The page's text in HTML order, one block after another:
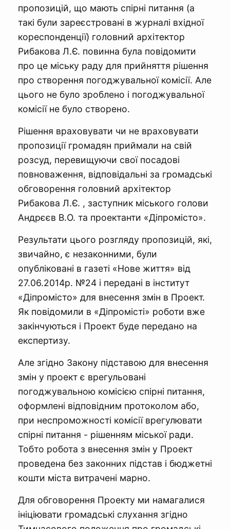
пропозицій, що мають спірні питання (а
такі були зареєстровані в журналі вхідної
кореспонденції) головний архітектор
Рибакова Л.Є. повинна була повідомити
про це міську раду для прийняття рішення
про створення погоджувальної комісії. Але
цього не було зроблено і погоджувальної
комісії не було створено.
Рішення враховувати чи не враховувати
пропозиції громадян приймали на свій
розсуд, перевищуючи свої посадові
повноваження, відповідальні за громадські
обговорення головний архітектор
Рибакова Л.Є. , заступник міського голови
Андрєєв В.О. та проектанти «Діпромісто».
Результати цього розгляду пропозицій, які,
звичайно, є незаконними, були
опубліковані в газеті «Нове життя» від
27.06.2014р. №24 і передані в інститут
«Діпромісто» для внесення змін в Проект.
Як повідомили в «Діпромісті» роботи вже
закінчуються і Проект буде передано на
експертизу.
Але згідно Закону підставою для внесення
змін у проект є врегульовані
погоджувальною комісією спірні питання,
оформлені відповідним протоколом або,
при неспроможності комісії врегулювати
спірні питання - рішенням міської ради.
Тобто робота з внесення змін у Проект
проведена без законних підстав і бюджетні
кошти міста витрачені марно.
Для обговорення Проекту ми намагалися
ініціювати громадські слухання згідно